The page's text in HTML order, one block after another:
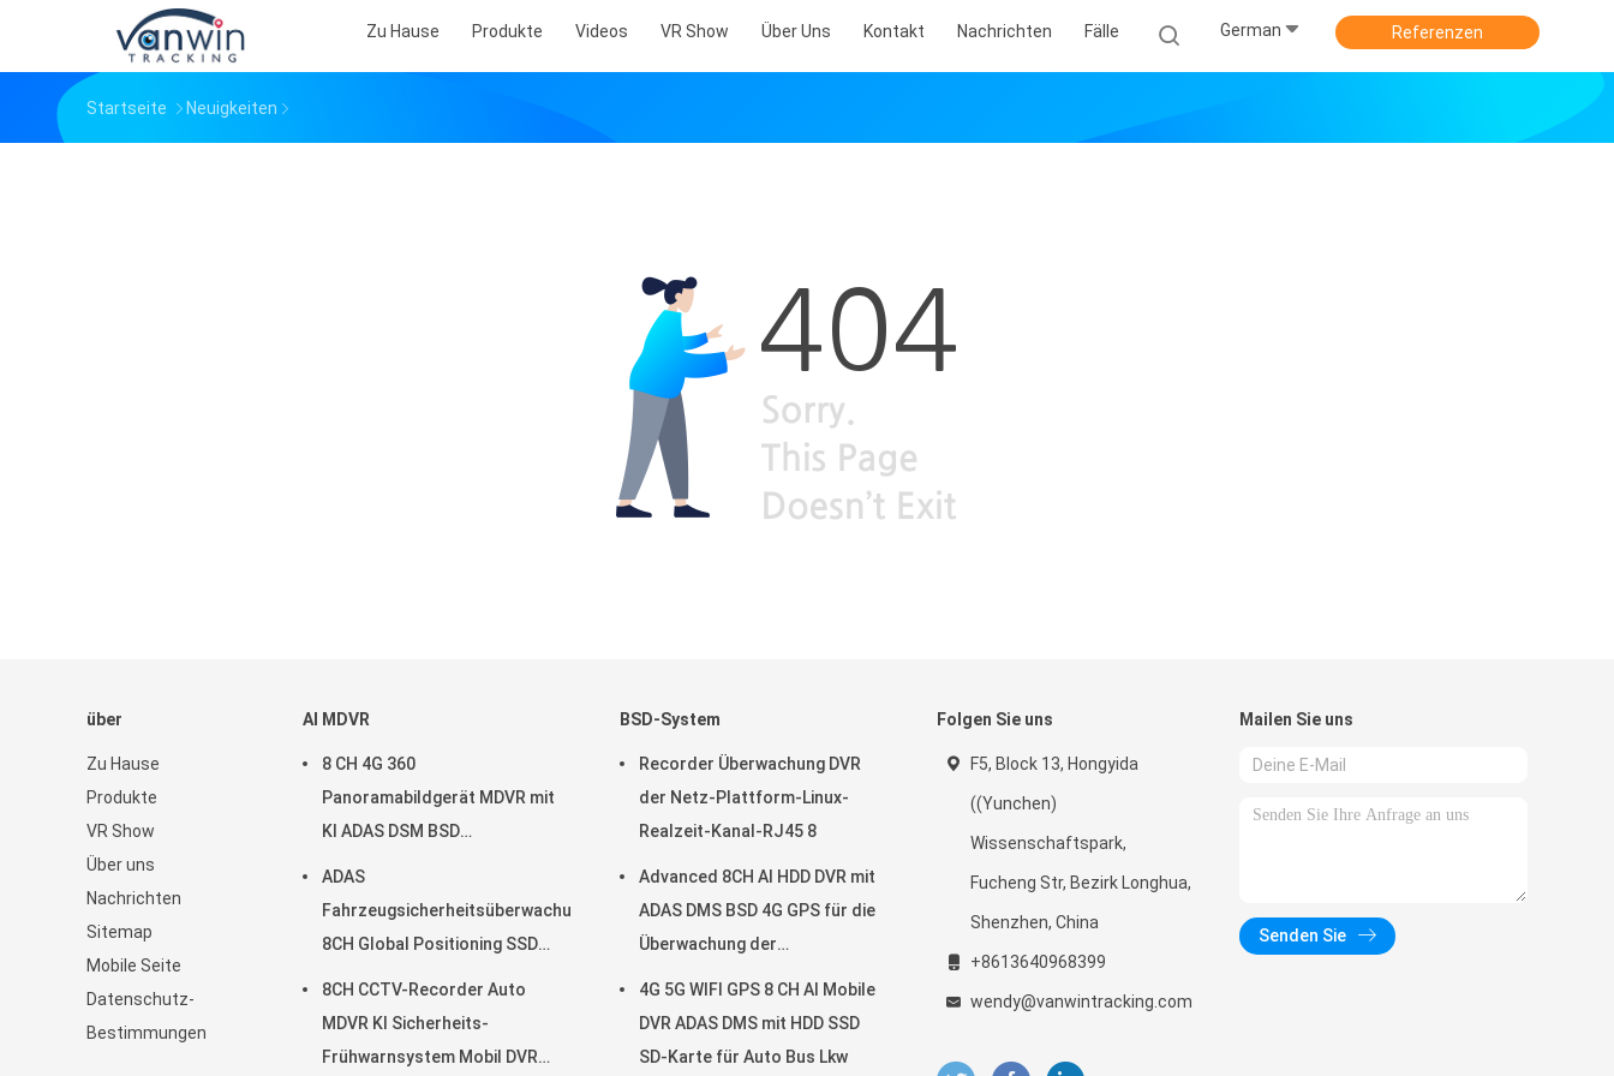
Zu Hause Produkte Videos VR Show Über Uns Kontakt Nachrichten Fälle German Referenzen
Startseite Neuigkeiten
über
Zu Hause
Produkte
VR Show
Über uns
Nachrichten
Sitemap
Mobile Seite
Datenschutz-
Bestimmungen
AI MDVR
8 CH 4G 360
Panoramabildgerät MDVR mit
KI ADAS DSM BSD
ADAS
Fahrzeugsicherheitsüberwachungsgerät
8CH Global Positioning SSD
8CH CCTV-Recorder Auto
MDVR KI Sicherheits-
Frühwarnsystem Mobil DVR
BSD-System
Recorder Überwachung DVR
der Netz-Plattform-Linux-
Realzeit-Kanal-RJ45 8
Advanced 8CH AI HDD DVR mit
ADAS DMS BSD 4G GPS für die
Überwachung der
4G 5G WIFI GPS 8 CH AI Mobile
DVR ADAS DMS mit HDD SSD
SD-Karte für Auto Bus Lkw
Folgen Sie uns
F5, Block 13, Hongyida
((Yunchen)
Wissenschaftspark,
Fucheng Str, Bezirk Longhua,
Shenzhen, China
+8613640968399
wendy@vanwintracking.com
Mailen Sie uns
Senden Sie